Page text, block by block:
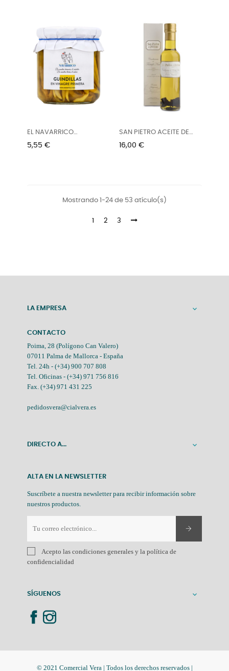
EL NAVARRICO
GUINDILLAS EN...
Precio
5,55 €
SAN PIETRO ACEITE DE
TRUFA...
Precio
16,00 €
Mostrando 1-24 de 53 atículo(s)
1 2 3
LA EMPRESA 
CONTACTO
Poima, 28 (Polígono Can Valero)
07011 Palma de Mallorca - España
Tel. 24h - (+34) 900 707 808
Tel. Oficinas - (+34) 971 756 816
Fax. (+34) 971 431 225
pedidosvera@cialvera.es
DIRECTO A... 
ALTA EN LA NEWSLETTER
Suscríbete a nuestra newsletter para recibir información sobre
nuestros productos.
Acepto las condiciones generales y la política de
confidencialidad
SÍGUENOS 
© 2021 Comercial Vera | Todos los derechos reservados |